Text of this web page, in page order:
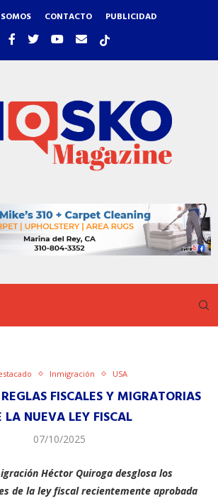
CONTACTO PUBLICIDAD
Inmigración USA
FISCALES Y MIGRATORIAS
LA NUEVA LEY FISCAL
07/10/2025
Héctor Quiroga desglosa los
de la ley fiscal recientemente aprobada